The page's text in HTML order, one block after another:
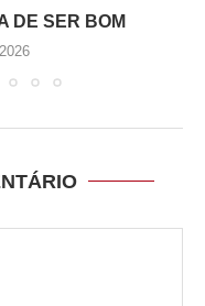
DE SER BOM